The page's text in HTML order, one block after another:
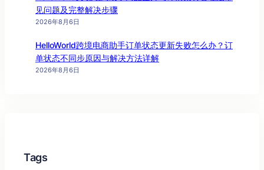
见问题及完整解决步骤
2026年8月6日
HelloWorld跨境电商助手订单状态更新失败怎么办？订
单状态不同步原因与解决方法详解
2026年8月6日
Tags